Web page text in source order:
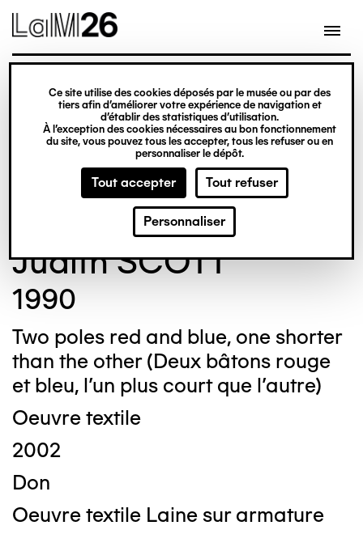
Gestion des cookies
Ce site utilise des cookies déposés par le musée ou par des
tiers afin d’améliorer votre expérience de navigation et
d’établir des statistiques d’utilisation.
À l’exception des cookies nécessaires au bon fonctionnement
du site, vous pouvez tous les accepter, tous les refuser ou en
personnaliser le dépôt.
Tout accepter Tout refuser
Personnaliser
contenu
© Crédit photo : DUBART Cécile
Judith SCOTT
1990
Two poles red and blue, one shorter
than the other (Deux bâtons rouge
et bleu, l'un plus court que l'autre)
Oeuvre textile
2002
Don
Oeuvre textile Laine sur armature